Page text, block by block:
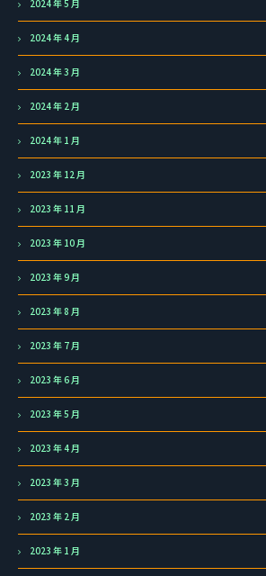
2024 年 5 月
2024 年 4 月
2024 年 3 月
2024 年 2 月
2024 年 1 月
2023 年 12 月
2023 年 11 月
2023 年 10 月
2023 年 9 月
2023 年 8 月
2023 年 7 月
2023 年 6 月
2023 年 5 月
2023 年 4 月
2023 年 3 月
2023 年 2 月
2023 年 1 月